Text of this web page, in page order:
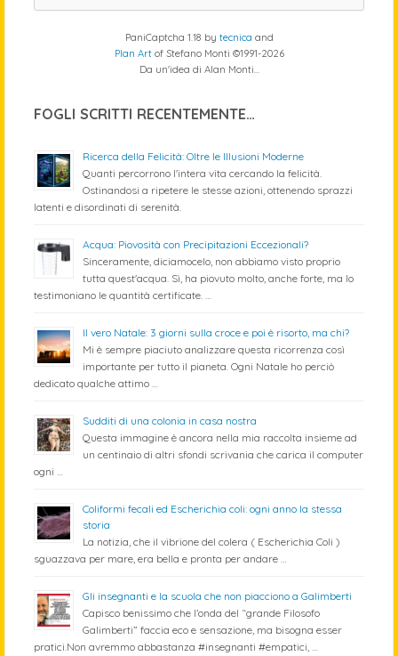
PaniCaptcha 1.18 by tecnica and
Plan Artof Stefano Monti ©1991-2026
Da un'idea di Alan Monti...
FOGLI SCRITTI RECENTEMENTE…
Ricerca della Felicità: Oltre le Illusioni Moderne
Quanti percorrono l'intera vita cercando la felicità.
Ostinandosi a ripetere le stesse azioni, ottenendo sprazzi
latenti e disordinati di serenità.
Acqua: Piovosità con Precipitazioni Eccezionali?
Sinceramente, diciamocelo, non abbiamo visto proprio
tutta quest'acqua. Sì, ha piovuto molto, anche forte, ma lo
testimoniano le quantità certificate. …
Il vero Natale: 3 giorni sulla croce e poi è risorto, ma chi?
Mi è sempre piaciuto analizzare questa ricorrenza così
importante per tutto il pianeta. Ogni Natale ho perciò
dedicato qualche attimo …
Sudditi di una colonia in casa nostra
Questa immagine è ancora nella mia raccolta insieme ad
un centinaio di altri sfondi scrivania che carica il computer
ogni …
Coliformi fecali ed Escherichia coli: ogni anno la stessa
storia
La notizia, che il vibrione del colera ( Escherichia Coli )
sguazzava per mare, era bella e pronta per andare …
Gli insegnanti e la scuola che non piacciono a Galimberti
Capisco benissimo che l’onda del “grande Filosofo
Galimberti” faccia eco e sensazione, ma bisogna esser
pratici.Non avremmo abbastanza #insegnanti #empatici, …